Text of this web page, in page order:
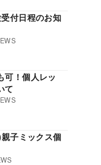
付日程のお知
可！個人レッ
て
子ミックス個